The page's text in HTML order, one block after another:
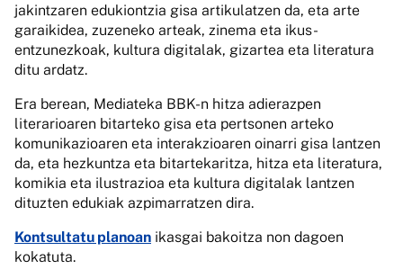
jakintzaren edukiontzia gisa artikulatzen da, eta arte
garaikidea, zuzeneko arteak, zinema eta ikus-
entzunezkoak, kultura digitalak, gizartea eta literatura
ditu ardatz.
Era berean, Mediateka BBK-n hitza adierazpen
literarioaren bitarteko gisa eta pertsonen arteko
komunikazioaren eta interakzioaren oinarri gisa lantzen
da, eta hezkuntza eta bitartekaritza, hitza eta literatura,
komikia eta ilustrazioa eta kultura digitalak lantzen
dituzten edukiak azpimarratzen dira.
Kontsultatu planoan ikasgai bakoitza non dagoen
kokatuta.